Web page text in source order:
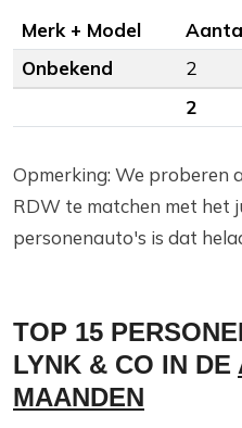
Merk + Model
Onbekend
2
2
Opmerking: We proberen
RDW te matchen met het
personenauto's is dat
TOP 15
LYNK & CO IN DE
MAANDEN